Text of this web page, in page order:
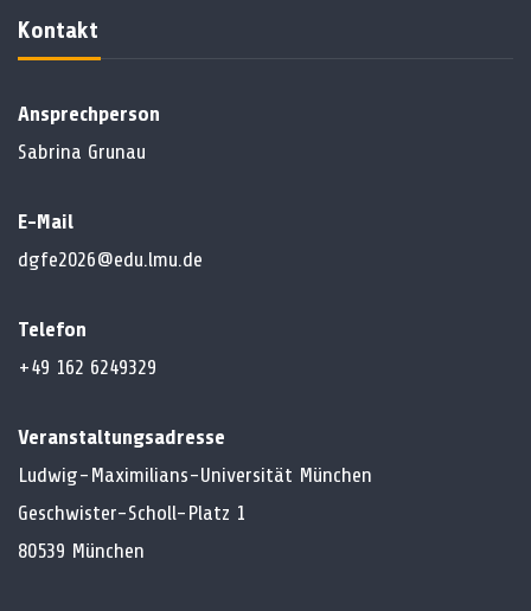
Kontakt
Ansprechperson
Sabrina Grunau
E-Mail
dgfe2026@edu.lmu.de
Telefon
+49 162 6249329
Veranstaltungsadresse
Ludwig-Maximilians-Universität München
Geschwister-Scholl-Platz 1
80539 München